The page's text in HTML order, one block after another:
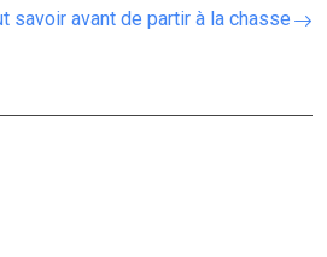
savoir avant de partir à la chasse